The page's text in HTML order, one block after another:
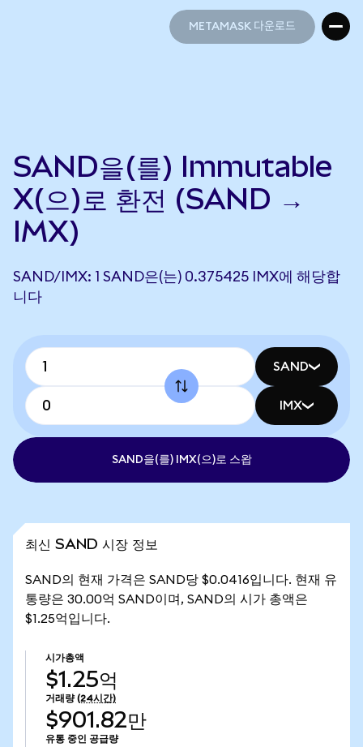
METAMASK 다운로드
SAND을(를) Immutable
X(으)로 환전 (SAND →
IMX)
SAND/IMX: 1 SAND은(는) 0.375425 IMX에 해당합
니다
SAND
IMX
SAND을(를) IMX(으)로 스왑
최신 SAND 시장 정보
SAND의 현재 가격은 SAND당 $0.0416입니다. 현재 유
통량은 30.00억 SAND이며, SAND의 시가 총액은
$1.25억입니다.
시가총액
$1.25억
거래량 (24시간)
$901.82만
유통 중인 공급량